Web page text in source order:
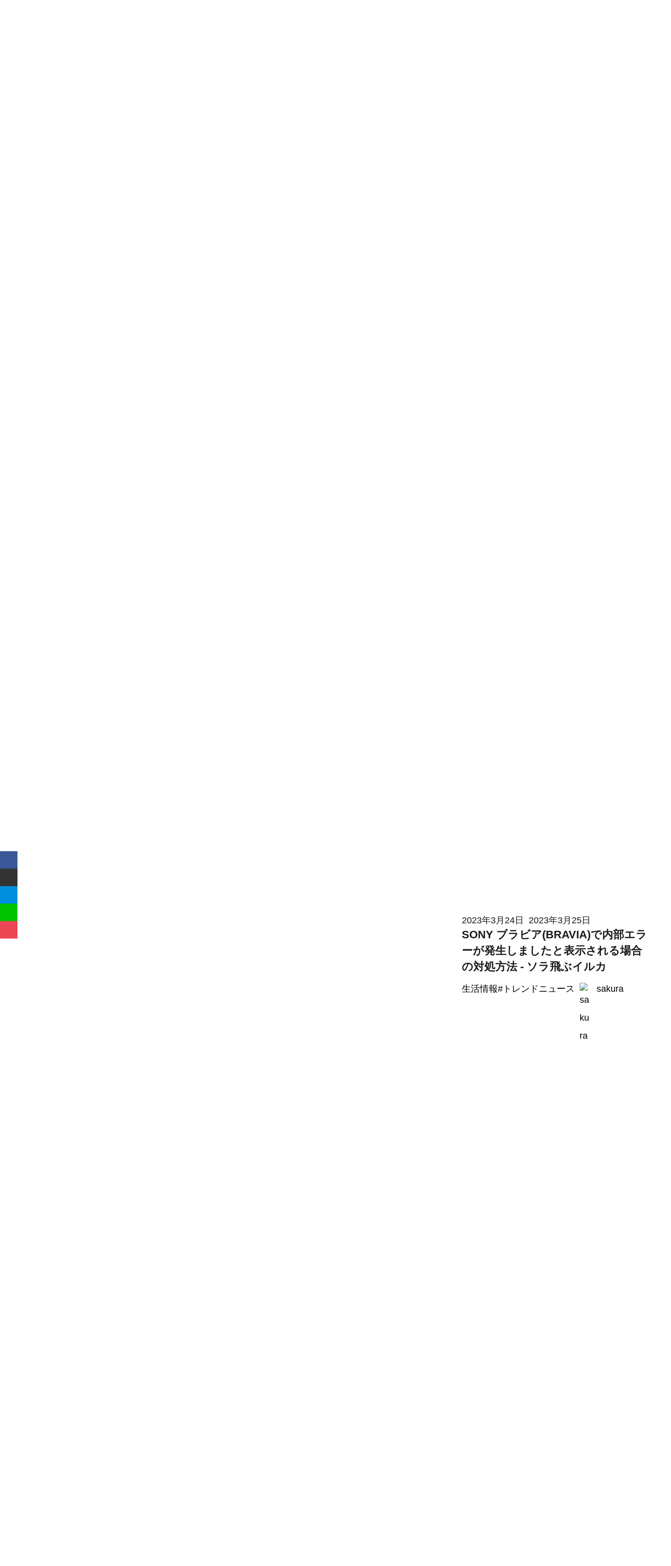
2023年3月24日 2023年3月25日
SONY ブラビア(BRAVIA)で内部エラ
ーが発生しましたと表示される場合
の対処方法 - ソラ飛ぶイルカ
生活情報#トレンドニュース sakura